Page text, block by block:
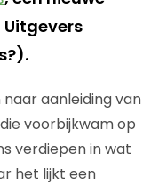
aanleiding van
voorbijkwam op
verdiepen in wat
het lijkt een